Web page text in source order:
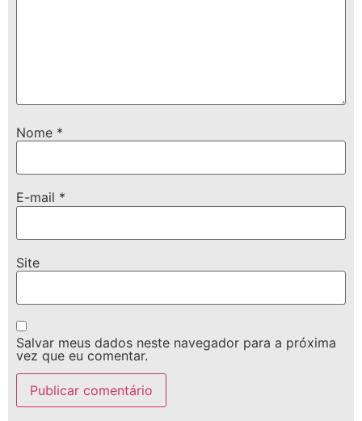
Nome *
E-mail *
Site
Salvar meus dados neste navegador para a próxima
vez que eu comentar.